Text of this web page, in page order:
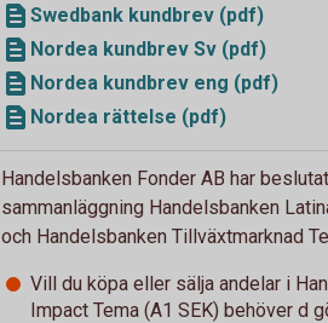
Swedbank kundbrev (pdf)
Nordea kundbrev Sv (pdf)
Nordea kundbrev eng (pdf)
Nordea rättelse (pdf)
Handelsbanken Fonder AB har
sammanläggning Handelsbanken
och Handelsbanken Tillväxtmarknad
Vill du köpa eller sälja andelar i
Impact Tema (A1 SEK) behöver d